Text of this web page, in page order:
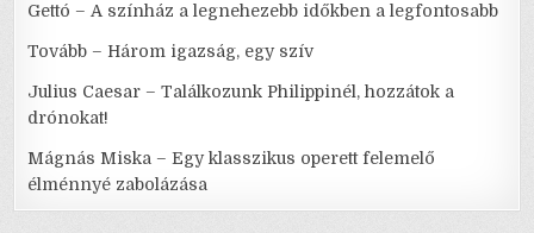
Gettó – A színház a legnehezebb időkben a legfontosabb
Tovább – Három igazság, egy szív
Julius Caesar – Találkozunk Philippinél, hozzátok a
drónokat!
Mágnás Miska – Egy klasszikus operett felemelő
élménnyé zabolázása